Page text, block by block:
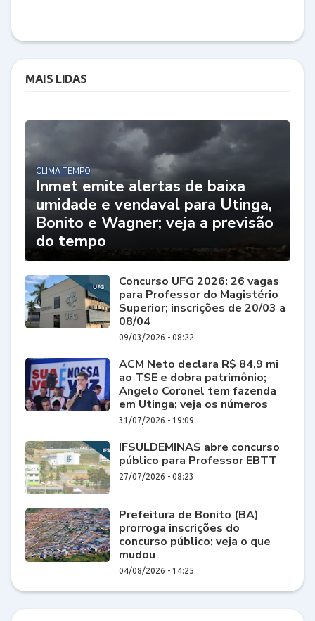
MAIS LIDAS
CLIMA TEMPO
Inmet emite alertas de baixa
umidade e vendaval para Utinga,
Bonito e Wagner; veja a previsão
do tempo
Concurso UFG 2026: 26 vagas
para Professor do Magistério
Superior; inscrições de 20/03 a
08/04
09/03/2026 - 08:22
ACM Neto declara R$ 84,9 mi
ao TSE e dobra patrimônio;
Angelo Coronel tem fazenda
em Utinga; veja os números
31/07/2026 - 19:09
IFSULDEMINAS abre concurso
público para Professor EBTT
27/07/2026 - 08:23
Prefeitura de Bonito (BA)
prorroga inscrições do
concurso público; veja o que
mudou
04/08/2026 - 14:25